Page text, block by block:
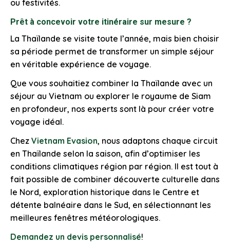
ou festivités.
Prêt à concevoir votre itinéraire sur mesure ?
La Thaïlande se visite toute l’année, mais bien choisir
sa période permet de transformer un simple séjour
en véritable expérience de voyage.
Que vous souhaitiez combiner la Thaïlande avec un
séjour au Vietnam ou explorer le royaume de Siam
en profondeur, nos experts sont là pour créer votre
voyage idéal.
Chez Vietnam Evasion, nous adaptons chaque circuit
en Thaïlande selon la saison, afin d’optimiser les
conditions climatiques région par région. Il est tout à
fait possible de combiner découverte culturelle dans
le Nord, exploration historique dans le Centre et
détente balnéaire dans le Sud, en sélectionnant les
meilleures fenêtres météorologiques.
Demandez un devis personnalisé!